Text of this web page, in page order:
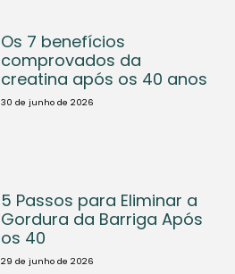
Os 7 benefícios
comprovados da
creatina após os 40 anos
30 de junho de 2026
5 Passos para Eliminar a
Gordura da Barriga Após
os 40
29 de junho de 2026